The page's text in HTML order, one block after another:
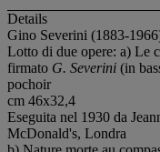
Details
Gino Severini (1883-
Lotto di due opere: a) Le
firmato G. Severini (in
pochoir
cm 46x32,4
Eseguita nel 1930 da
McDonald's, Londra